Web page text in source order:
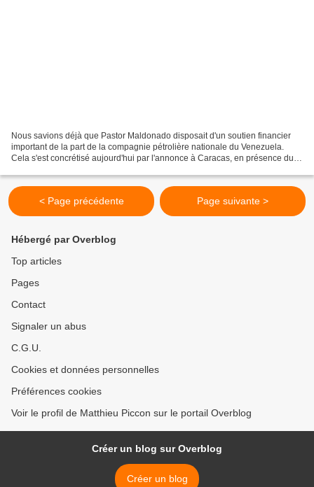
Nous savions déjà que Pastor Maldonado disposait d'un soutien financier
important de la part de la compagnie pétrolière nationale du Venezuela.
Cela s'est concrétisé aujourd'hui par l'annonce à Caracas, en présence du
< Page précédente Page suivante >
Hébergé par Overblog
Top articles
Pages
Contact
Signaler un abus
C.G.U.
Cookies et données personnelles
Préférences cookies
Voir le profil de Matthieu Piccon sur le portail Overblog
Créer un blog sur Overblog
Créer un blog